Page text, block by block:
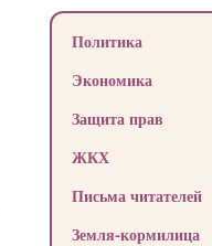
Политика
Экономика
Защита прав
ЖКХ
Письма читателей
Земля-кормилица